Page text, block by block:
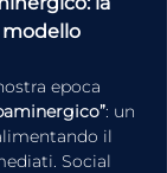
epoca
: un
il
Social